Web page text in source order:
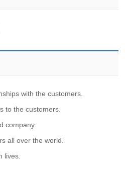
with the customers.
to the customers.
company.
all over the world.
lives.